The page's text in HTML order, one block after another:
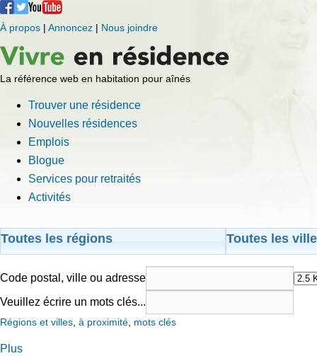
À propos | Annoncez | Nous joindre
La référence web en habitation pour aînés
Trouver une résidence
Nouvelles résidences
Emplois
Blogue
Services pour retraités
Activités
Toutes les régions Toutes les
Code postal, ville ou adresse
Veuillez écrire un mots clés...
Régions et villes à proximité mots clés
Plus